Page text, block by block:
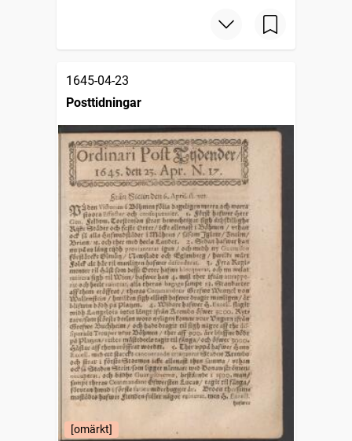
1645-04-23
Posttidningar
[omärkt]